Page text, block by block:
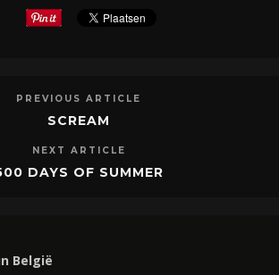
PREVIOUS ARTICLE
SCREAM
NEXT ARTICLE
DAYS OF SUMMER
België